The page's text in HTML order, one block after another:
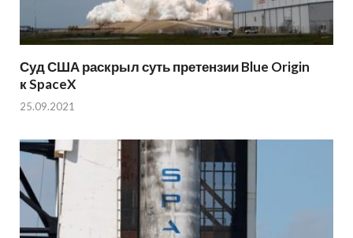
Суд США раскрыл суть претензии Blue Origin
к SpaceX
25.09.2021